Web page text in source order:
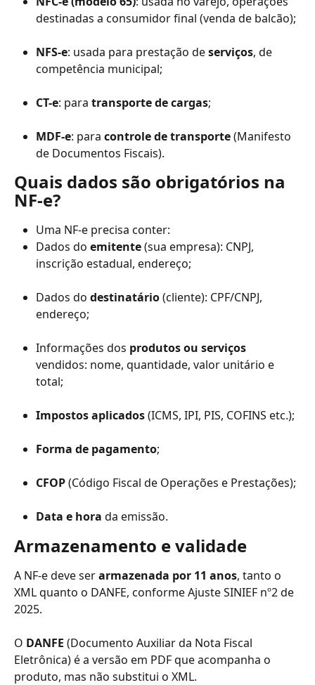
destinadas a consumidor final (venda de balcão);
NFS-e: usada para prestação de serviços, de
competência municipal;
CT-e: para transporte de cargas;
MDF-e: para controle de transporte (Manifesto
de Documentos Fiscais).
Quais dados são obrigatórios na
NF-e?
Uma NF-e precisa conter:
Dados do emitente (sua empresa): CNPJ,
inscrição estadual, endereço;
Dados do destinatário (cliente): CPF/CNPJ,
endereço;
Informações dos produtos ou serviços
vendidos: nome, quantidade, valor unitário e
total;
Impostos aplicados (ICMS, IPI, PIS, COFINS etc.);
Forma de pagamento;
CFOP (Código Fiscal de Operações e Prestações);
Data e hora da emissão.
Armazenamento e validade
A NF-e deve ser armazenada por 11 anos, tanto o
XML quanto o DANFE, conforme Ajuste SINIEF nº2 de
2025.
O DANFE (Documento Auxiliar da Nota Fiscal
Eletrônica) é a versão em PDF que acompanha o
produto, mas não substitui o XML.